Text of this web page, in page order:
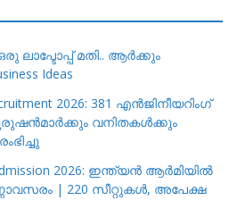
ഒരു ലാപ്ടോപ്പ് മതി.. ആർക്കും
Ideas
2026: 381 എൻജിനീയറിംഗ്
വനിതകൾക്കും
2026: ഇന്ത്യൻ ആർമിയിൽ
| 220 സീറ്റുകൾ, അപേക്ഷ